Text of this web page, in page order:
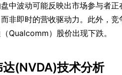
中波动可能反映出市场参与者
非即时的营收驱动力。此外，
Qualcomm）股价出现下跌。
达(NVDA)技术分析